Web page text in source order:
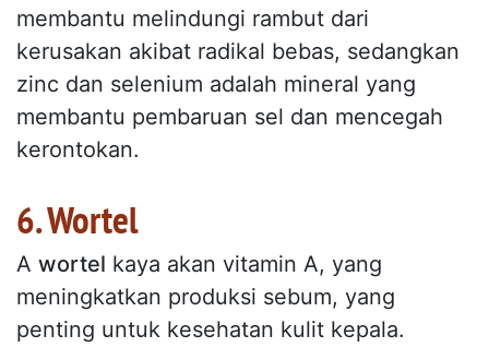
membantu melindungi rambut dari
kerusakan akibat radikal bebas, sedangkan
zinc dan selenium adalah mineral yang
membantu pembaruan sel dan mencegah
kerontokan.
6. Wortel
A wortel kaya akan vitamin A, yang
meningkatkan produksi sebum, yang
penting untuk kesehatan kulit kepala.